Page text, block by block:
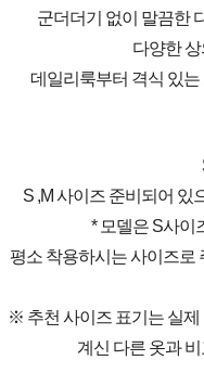
군더더기 없이 말끔한
다양한
데일리룩부터 격식 있
S ,M 사이즈 준비되어 있
* 모델은 S사이
평소 착용하시는 사이즈로
※ 추천 사이즈 표기는 실제
계신 다른 옷과